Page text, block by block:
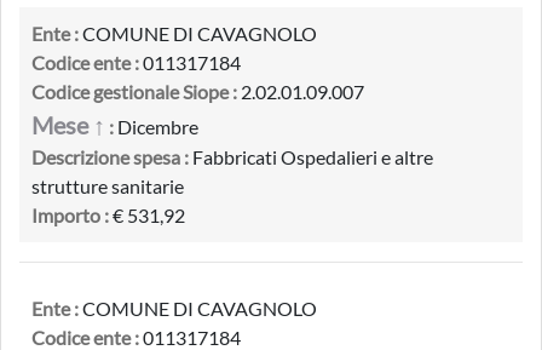
Ente :COMUNE DI CAVAGNOLO
Codice ente :011317184
Codice gestionale Siope : 2.02.01.09.007
Mese ↑ : Dicembre
Descrizione spesa : Fabbricati Ospedalieri e altre
strutture sanitarie
Importo :€ 531,92
Ente :COMUNE DI CAVAGNOLO
Codice ente :011317184